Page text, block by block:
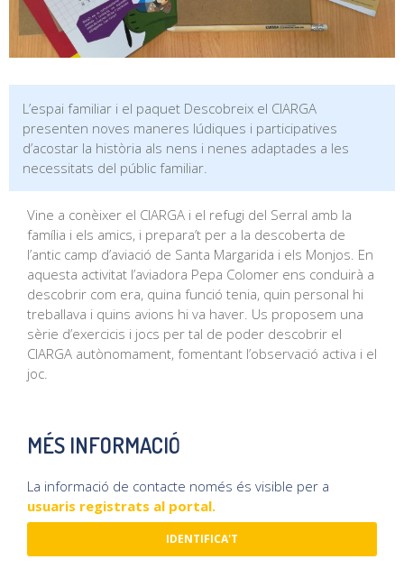
L’espai familiar i el paquet Descobreix el CIARGA
presenten noves maneres lúdiques i participatives
d’acostar la història als nens i nenes adaptades a les
necessitats del públic familiar.
Vine a conèixer el CIARGA i el refugi del Serral amb la
família i els amics, i prepara’t per a la descoberta de
l’antic camp d’aviació de Santa Margarida i els Monjos. En
aquesta activitat l’aviadora Pepa Colomer ens conduirà a
descobrir com era, quina funció tenia, quin personal hi
treballava i quins avions hi va haver. Us proposem una
sèrie d’exercicis i jocs per tal de poder descobrir el
CIARGA autònomament, fomentant l’observació activa i el
joc.
MÉS INFORMACIÓ
La informació de contacte només és visible per a
usuaris registrats al portal.
IDENTIFICA'T